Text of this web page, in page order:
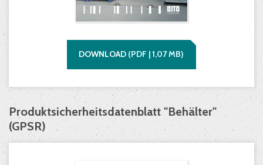
DOWNLOAD (PDF |1,07MB)
Produktsicherheitsdatenblatt "Behälter"
(GPSR)